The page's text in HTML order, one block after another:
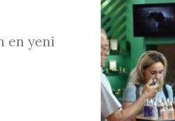
en yeni